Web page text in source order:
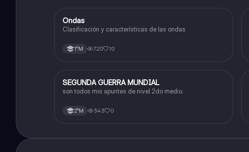
Física
Ondas
Clasificación y características de las ondas
1°M 720 10
Historia
SEGUNDA GUERRA MUNDIAL
son todos mis apuntes de nivel 2do medio.
2°M 343 0